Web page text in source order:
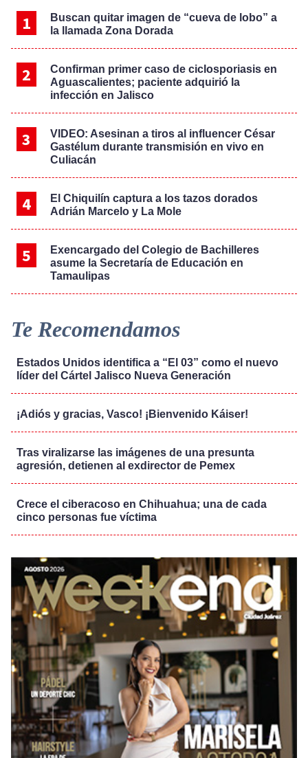
Buscan quitar imagen de “cueva de lobo” a
la llamada Zona Dorada
Confirman primer caso de ciclosporiasis en
Aguascalientes; paciente adquirió la
infección en Jalisco
VIDEO: Asesinan a tiros al influencer César
Gastélum durante transmisión en vivo en
Culiacán
El Chiquilín captura a los tazos dorados
Adrián Marcelo y La Mole
Exencargado del Colegio de Bachilleres
asume la Secretaría de Educación en
Tamaulipas
Te Recomendamos
Estados Unidos identifica a “El 03” como el nuevo
líder del Cártel Jalisco Nueva Generación
¡Adiós y gracias, Vasco! ¡Bienvenido Káiser!
Tras viralizarse las imágenes de una presunta
agresión, detienen al exdirector de Pemex
Crece el ciberacoso en Chihuahua; una de cada
cinco personas fue víctima